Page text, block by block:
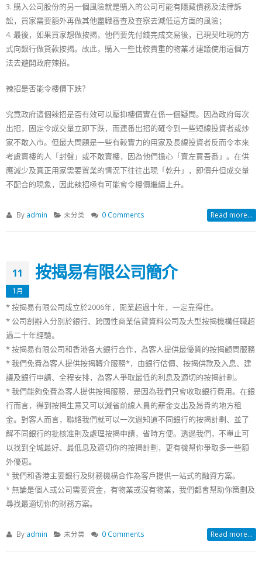
3. 購入公司股份的另一個風險就是購入的公司可能有隱藏債務及法律訴
訟，買家需要額外再做其他盡職審查及查察去減低這方面的風險；
4. 最後，如果買家想做按揭，他們要先付錢完成交易後，已現契吐現的方
式向銀行做貸款按揭。故此，購入一些比較貴重的物業才建議使用這個方
法去避開政府辣招。
辣招是否能令樓價下跌？
究竟政府這個辣招是否有效可以壓抑樓價實在係一個疑問。因為政府每次
出招，固定令成交量立即下跌，而連番出招的確令到一些短線投資者或炒
家不敢入市。但最大問題是一些有較實力的用家及長線投資者反而令本來
考慮賣樓的人「封盤」或不敢賣樓，因為他們擔心「賣左買吾番」。在供
應減少及真正用家需要置業的情況下往往出現「乾升」，即價升但成交量
不配合的現象，因此辣招極有可能會令樓價繼續上升。
By admin 未分类 0 Comments Read more...
11
1月
按揭易有限公司簡介
* 按揭易有限公司成立於2006年，開業超過十年，一定靠得住。
* 公司創辦人分別於銀行、跨國性商業信貸資料公司及大型按揭機構任職超
過二十年經驗。
* 按揭易有限公司和香港各大銀行合作，為客人提供最優質的按揭顧問服務
* 我們免費為客人提供按揭轉介服務*，由銀行估價、按揭供款及入息、建
議及銀行申請、全程安排，為客人爭取最低的利息及適切的按揭計劃。
* 我們能夠免費為客人提供按揭服務，是因為我們只會收取銀行費用。在銀
行而言，得到按揭生意又可以減省前線人員的薪金支出及昂貴的地方租
金。對客人而言，聯絡我們就可以一次過知道不同銀行的按揭計劃、並了
解不同銀行的批核准則及處理按揭申請，省時方便。透過我們，不單止可
以找到全城最好、最低息及適切你的按揭計劃，更有機幫你爭取多一些額
外優恵。
* 我們和香港主要銀行及財務機構合作為客戶提供一站式的融資方案。
* 無論是個人或公司需要資金，有物業或沒有物業，我們都會幫助你策劃及
尋找最適切你的財務方案。
By admin 未分类 0 Comments Read more...